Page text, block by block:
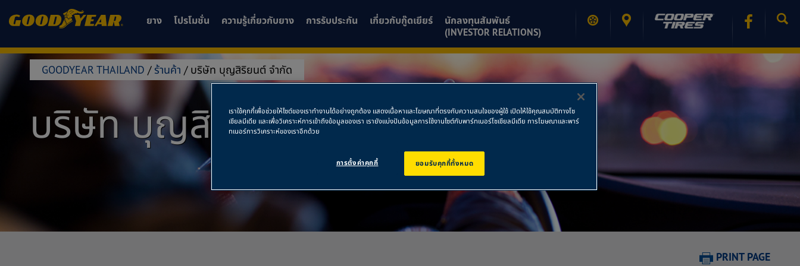
ยาง โปรโมชั่น ความรู้เกี่ยวกับยาง การรับประกัน เกี่ยวกับกู๊ดเยียร์
นักลงทุนสัมพันธ์
(INVESTOR RELATIONS)
GOODYEAR THAILAND / ร้านค้า / บริษัท บุญสิริยนต์ จำกัด
บริษัท บุญสิริยนต์ จำกัด
PRINT PAGE
เราใช้คุกกี้เพื่อช่วยให้ไซต์ของเราทำงานได้อย่างถูกต้อง แสดงเนื้อหาและโฆษณาที่ตรงกับความสนใจของผู้ใช้ เปิดให้ใช้คุณสมบัติทางโซ
เชียลมีเดีย และเพื่อวิเคราะห์การเข้าถึงข้อมูลของเรา เรายังแบ่งปันข้อมูลการใช้งานไซต์กับพาร์ทเนอร์โซเชียลมีเดีย การโฆษณาและพาร์
ทเนอร์การวิเคราะห์ของเราอีกด้วย
ยอมรับคุกกี้ทั้งหมด
การตั้งค่าคุกกี้